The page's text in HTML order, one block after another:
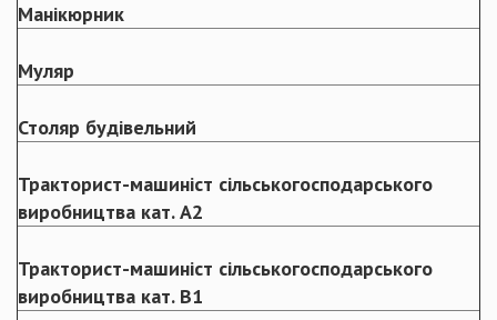
Манікюрник
Муляр
Столяр будівельний
Тракторист-машиніст сільськогосподарського
виробництва кат. А2
Тракторист-машиніст сільськогосподарського
виробництва кат. В1